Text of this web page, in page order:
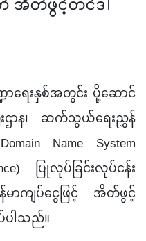
အိတ်ဖွင့်တင်ဒါ
ေးနှစ်အတွင်း ပို့ဆောင်
ဌာန၊ ဆက်သွယ်ရေးညွှန်
Name System
ပြုလုပ်ခြင်းလုပ်ငန်း
ာကျပ်ငွေဖြင့် အိတ်ဖွင့်
ပါသည်။